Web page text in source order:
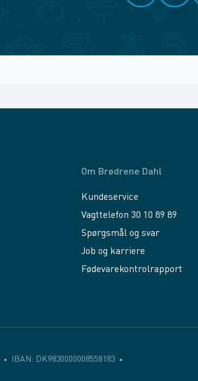
Om Brødrene Dahl
Kundeservice
Vagttelefon 30 10 89 89
Spørgsmål og svar
Job og karriere
Fødevarekontrolrapport
IBAN: DK9830000008558183